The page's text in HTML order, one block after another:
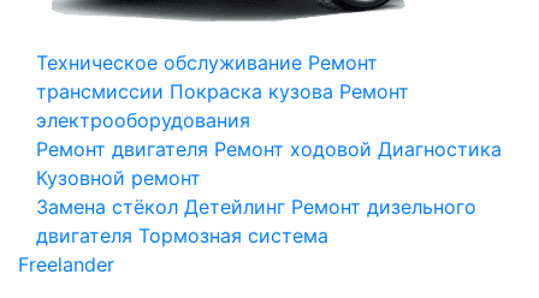
Техническое обслуживание Ремонт
трансмиссии Покраска кузова Ремонт
электрооборудования
Ремонт двигателя Ремонт ходовой Диагностика
Кузовной ремонт
Замена стёкол Детейлинг Ремонт дизельного
двигателя Тормозная система
Freelander